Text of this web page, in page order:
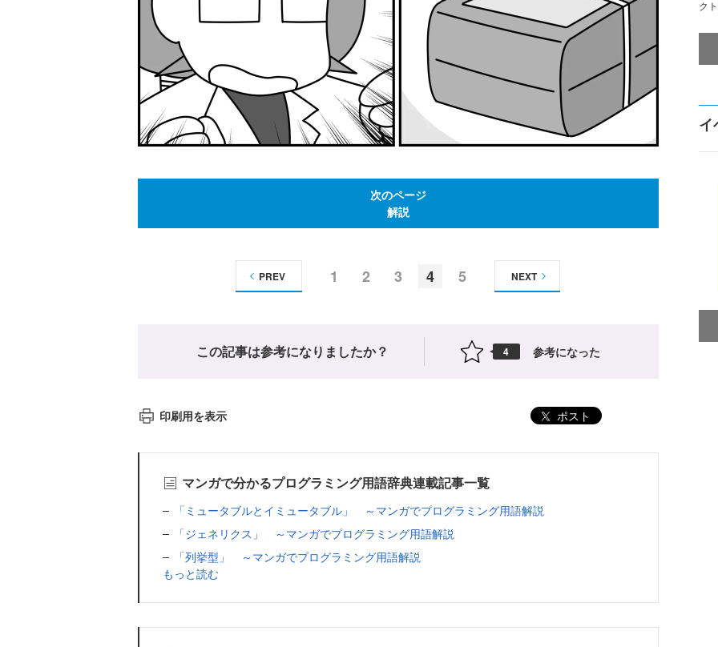
次のページ
解説
1 2 3 4 5
PREV NEXT
この記事は参考になりましたか？ 4 参考になった
印刷用を表示 ポスト
マンガで分かるプログラミング用語辞典連載記事一覧
「ミュータブルとイミュータブル」 ～マンガでプログラミング用語解説
「ジェネリクス」 ～マンガでプログラミング用語解説
「列挙型」 ～マンガでプログラミング用語解説
もっと読む
ク
イ